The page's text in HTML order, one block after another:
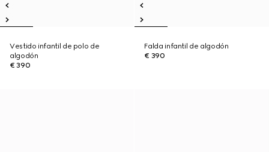
Vestido infantil de polo de
algodón
€ 390
Falda infantil de algodón
€ 390